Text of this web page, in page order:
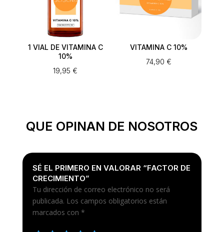
1 VIAL DE VITAMINA C
10%
19,95 €
VITAMINA C 10%
74,90 €
QUE OPINAN DE NOSOTROS
SÉ EL PRIMERO EN VALORAR “FACTOR DE
CRECIMIENTO”
Tu dirección de correo electrónico no será
publicada. Los campos obligatorios están
marcados con *